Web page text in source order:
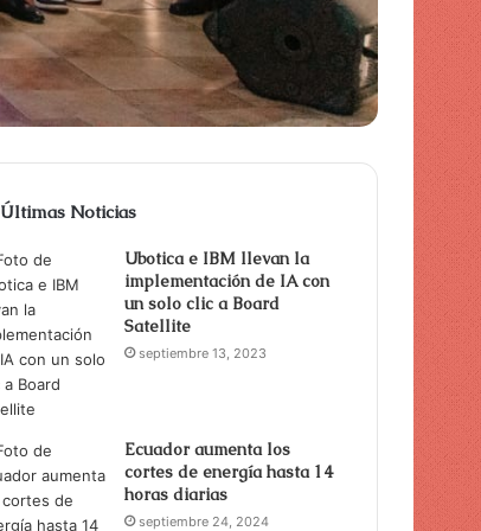
Últimas Noticias
Ubotica e IBM llevan la
implementación de IA con
un solo clic a Board
Satellite
septiembre 13, 2023
Ecuador aumenta los
cortes de energía hasta 14
horas diarias
septiembre 24, 2024